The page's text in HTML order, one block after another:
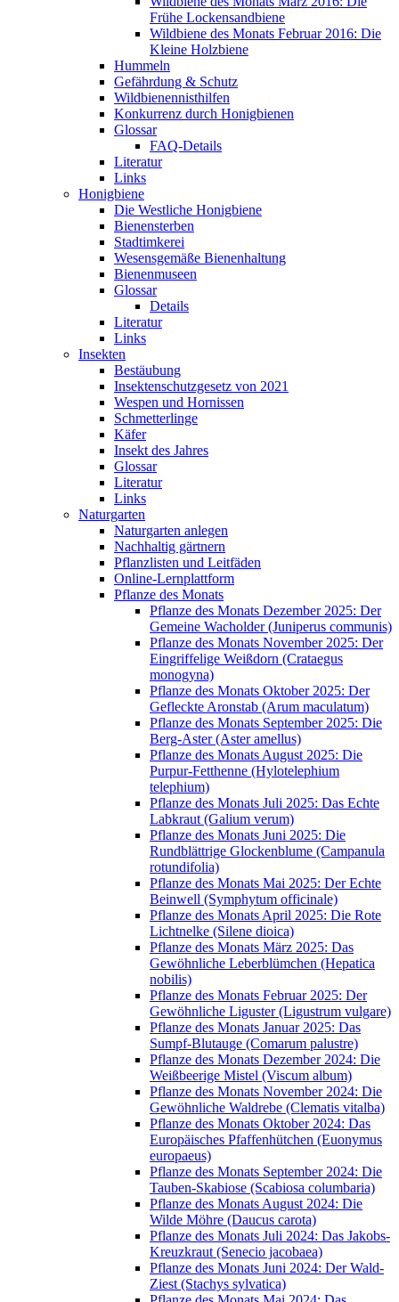
Frühe Lockensandbiene
Wildbiene des Monats Februar 2016: Die
Kleine Holzbiene
Hummeln
Gefährdung & Schutz
Wildbienennisthilfen
Konkurrenz durch Honigbienen
Glossar
FAQ-Details
Literatur
Links
Honigbiene
Die Westliche Honigbiene
Bienensterben
Stadtimkerei
Wesensgemäße Bienenhaltung
Bienenmuseen
Glossar
Details
Literatur
Links
Insekten
Bestäubung
Insektenschutzgesetz von 2021
Wespen und Hornissen
Schmetterlinge
Käfer
Insekt des Jahres
Glossar
Literatur
Links
Naturgarten
Naturgarten anlegen
Nachhaltig gärtnern
Pflanzlisten und Leitfäden
Online-Lernplattform
Pflanze des Monats
Pflanze des Monats Dezember 2025: Der
Gemeine Wacholder (Juniperus communis)
Pflanze des Monats November 2025: Der
Eingriffelige Weißdorn (Crataegus
monogyna)
Pflanze des Monats Oktober 2025: Der
Gefleckte Aronstab (Arum maculatum)
Pflanze des Monats September 2025: Die
Berg-Aster (Aster amellus)
Pflanze des Monats August 2025: Die
Purpur-Fetthenne (Hylotelephium
telephium)
Pflanze des Monats Juli 2025: Das Echte
Labkraut (Galium verum)
Pflanze des Monats Juni 2025: Die
Rundblättrige Glockenblume (Campanula
rotundifolia)
Pflanze des Monats Mai 2025: Der Echte
Beinwell (Symphytum officinale)
Pflanze des Monats April 2025: Die Rote
Lichtnelke (Silene dioica)
Pflanze des Monats März 2025: Das
Gewöhnliche Leberblümchen (Hepatica
nobilis)
Pflanze des Monats Februar 2025: Der
Gewöhnliche Liguster (Ligustrum vulgare)
Pflanze des Monats Januar 2025: Das
Sumpf-Blutauge (Comarum palustre)
Pflanze des Monats Dezember 2024: Die
Weißbeerige Mistel (Viscum album)
Pflanze des Monats November 2024: Die
Gewöhnliche Waldrebe (Clematis vitalba)
Pflanze des Monats Oktober 2024: Das
Europäisches Pfaffenhütchen (Euonymus
europaeus)
Pflanze des Monats September 2024: Die
Tauben-Skabiose (Scabiosa columbaria)
Pflanze des Monats August 2024: Die
Wilde Möhre (Daucus carota)
Pflanze des Monats Juli 2024: Das Jakobs-
Kreuzkraut (Senecio jacobaea)
Pflanze des Monats Juni 2024: Der Wald-
Ziest (Stachys sylvatica)